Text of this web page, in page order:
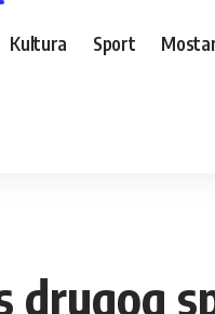
Kultura Sport